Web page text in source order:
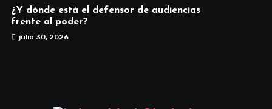
¿Y dónde está el defensor de audiencias
frente al poder?
julio 30, 2026